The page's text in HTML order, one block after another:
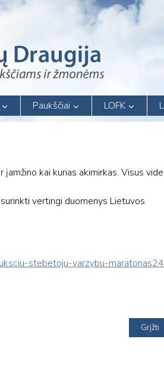
Paukščiai LOFK
kai kurias akimirkas. Visus
vertingi duomenys Lietuvos
stebetoju-varzybu-